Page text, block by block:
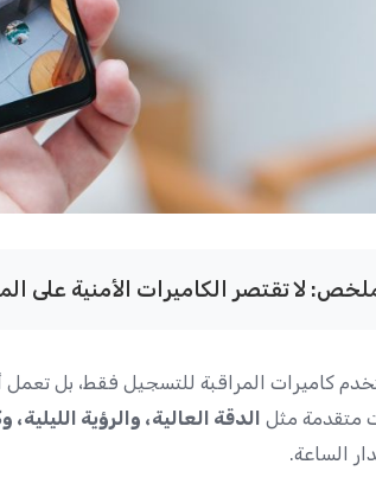
لا تقتصر الكاميرات الأمنية على
كاميرات المراقبة للتسجيل فقط، بل تعمل
متقدمة مثل الدقة العالية، والرؤية
الساعة.